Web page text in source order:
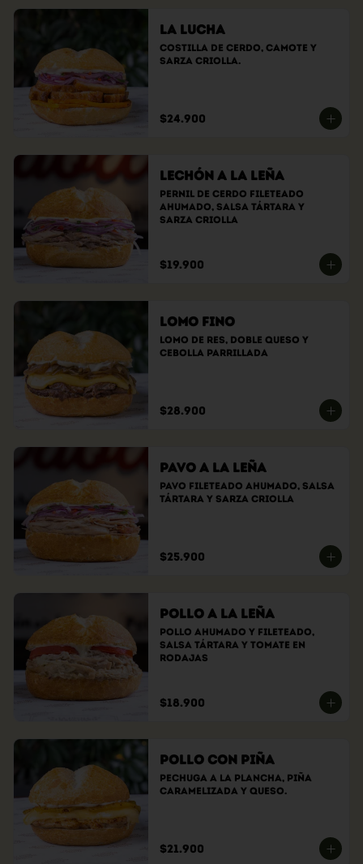
La Lucha
Costilla de cerdo, camote y
sarza criolla.
$24.900
Lechón a la Leña
Pernil de cerdo fileteado
ahumado, Salsa tártara y
sarza criolla
$19.900
Lomo Fino
Lomo de res, doble queso y
cebolla parrillada
$28.900
Pavo a la Leña
Pavo fileteado ahumado, Salsa
tártara y sarza criolla
$25.900
Pollo a la Leña
Pollo ahumado y fileteado,
Salsa tártara y tomate en
rodajas
$18.900
Pollo con Piña
Pechuga a la plancha, piña
caramelizada y queso.
$21.900